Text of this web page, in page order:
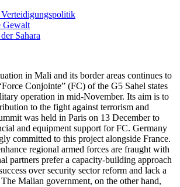
Gewalt
Sahara
in Mali and its border areas continues to
Conjointe” (FC) of the G5 Sahel states
operation in mid-November. Its aim is to
to the fight against terrorism and
was held in Paris on 13 December to
and equipment support for FC. Germany
committed to this project alongside France.
regional armed forces are fraught with
partners prefer a capacity-building approach
over security sector reform and lack a
Malian government, on the other hand,